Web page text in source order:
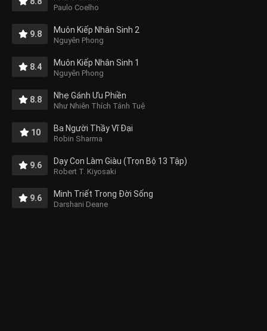
Paulo Coelho
9.8 Muôn Kiếp Nhân Sinh 2
Nguyên Phong
8.4 Muôn Kiếp Nhân Sinh 1
Nguyên Phong
8.8 Nhẹ Gánh Ưu Phiền
Như Nhiên Thích Tánh Tuệ
10 Ba Người Thầy Vĩ Đại
Robin Sharma
9.6 Dạy Con Làm Giàu (Trọn Bộ 13 Tập)
Robert T. Kiyosaki
9.6 Minh Triết Trong Đời Sống
Darshani Deane